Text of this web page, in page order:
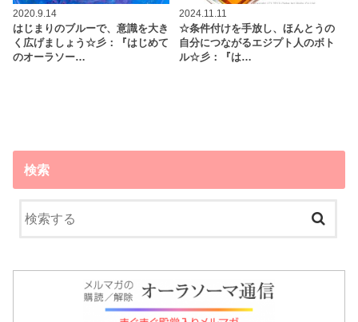
2020.9.14
はじまりのブルーで、意識を大き
く広げましょう☆彡：『はじめて
のオーラソー…
2024.11.11
☆条件付けを手放し、ほんとうの
自分につながるエジプト人のボト
ル☆彡：『は…
検索